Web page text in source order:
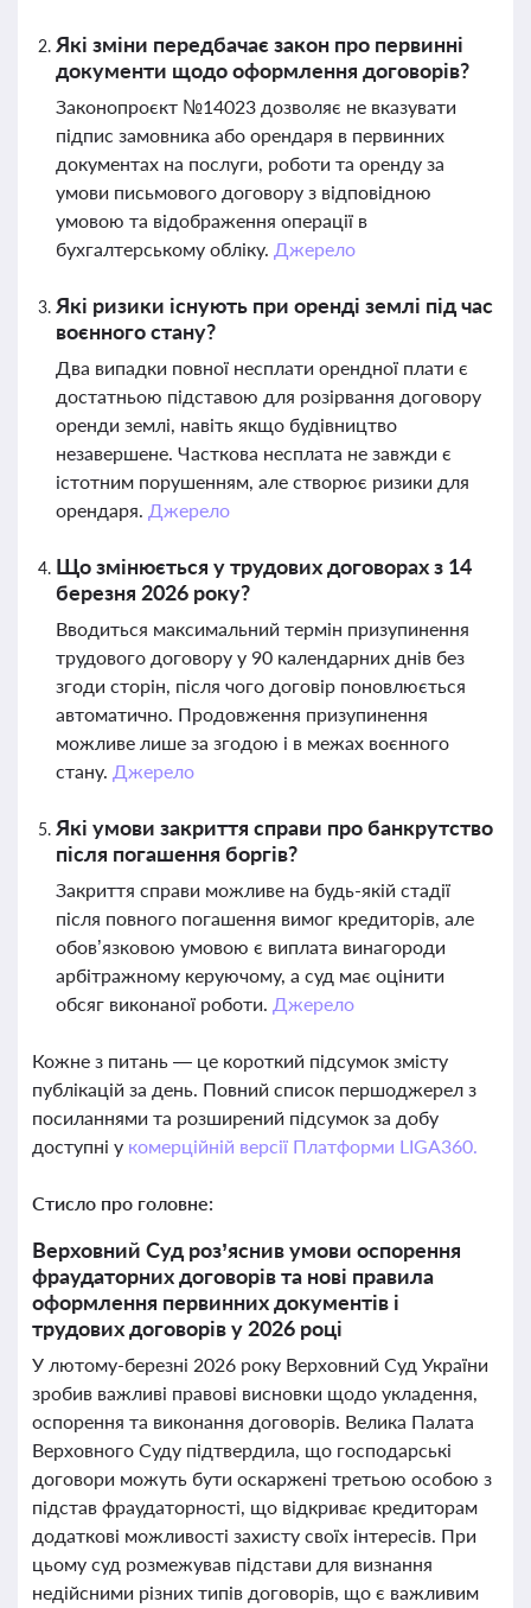
Які зміни передбачає закон про первинні
документи щодо оформлення договорів?
Законопроєкт №14023 дозволяє не вказувати
підпис замовника або орендаря в первинних
документах на послуги, роботи та оренду за
умови письмового договору з відповідною
умовою та відображення операції в
бухгалтерському обліку. Джерело
Які ризики існують при оренді землі під час
воєнного стану?
Два випадки повної несплати орендної плати є
достатньою підставою для розірвання договору
оренди землі, навіть якщо будівництво
незавершене. Часткова несплата не завжди є
істотним порушенням, але створює ризики для
орендаря. Джерело
Що змінюється у трудових договорах з 14
березня 2026 року?
Вводиться максимальний термін призупинення
трудового договору у 90 календарних днів без
згоди сторін, після чого договір поновлюється
автоматично. Продовження призупинення
можливе лише за згодою і в межах воєнного
стану. Джерело
Які умови закриття справи про банкрутство
після погашення боргів?
Закриття справи можливе на будь-якій стадії
після повного погашення вимог кредиторів, але
обов’язковою умовою є виплата винагороди
арбітражному керуючому, а суд має оцінити
обсяг виконаної роботи. Джерело
Кожне з питань — це короткий підсумок змісту
публікацій за день. Повний список першоджерел з
посиланнями та розширений підсумок за добу
доступні у комерційній версії Платформи LIGA360.
Стисло про головне:
Верховний Суд роз’яснив умови оспорення
фраудаторних договорів та нові правила
оформлення первинних документів і
трудових договорів у 2026 році
У лютому-березні 2026 року Верховний Суд України
зробив важливі правові висновки щодо укладення,
оспорення та виконання договорів. Велика Палата
Верховного Суду підтвердила, що господарські
договори можуть бути оскаржені третьою особою з
підстав фраудаторності, що відкриває кредиторам
додаткові можливості захисту своїх інтересів. При
цьому суд розмежував підстави для визнання
недійсними різних типів договорів, що є важливим